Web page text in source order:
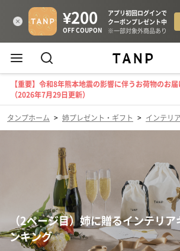
【重要】令和8年熊本地震の影響に伴うお荷物のお
（2026年7月29日更新）
タンプホーム > 姉プレゼント・ギフト > インテリア
（2ページ目）姉に贈るインテリ
ンキング